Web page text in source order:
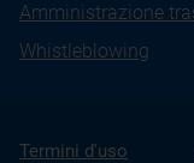
Amministrazione
Whistleblowing
Termini d'uso